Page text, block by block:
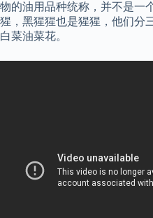
物的油用品种统称，并不是一
猩，黑猩猩也是猩猩，他们分
白菜油菜花。